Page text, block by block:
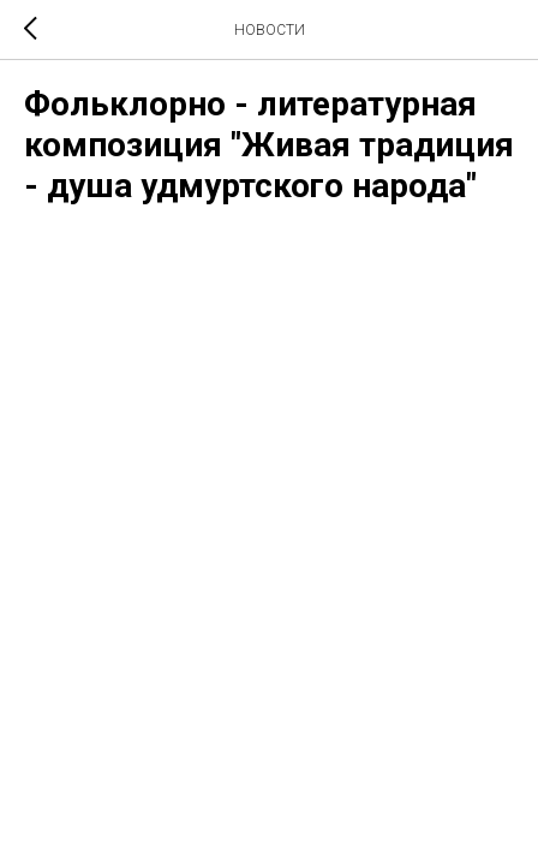
НОВОСТИ
Фольклорно - литературная
композиция "Живая традиция
- душа удмуртского народа"